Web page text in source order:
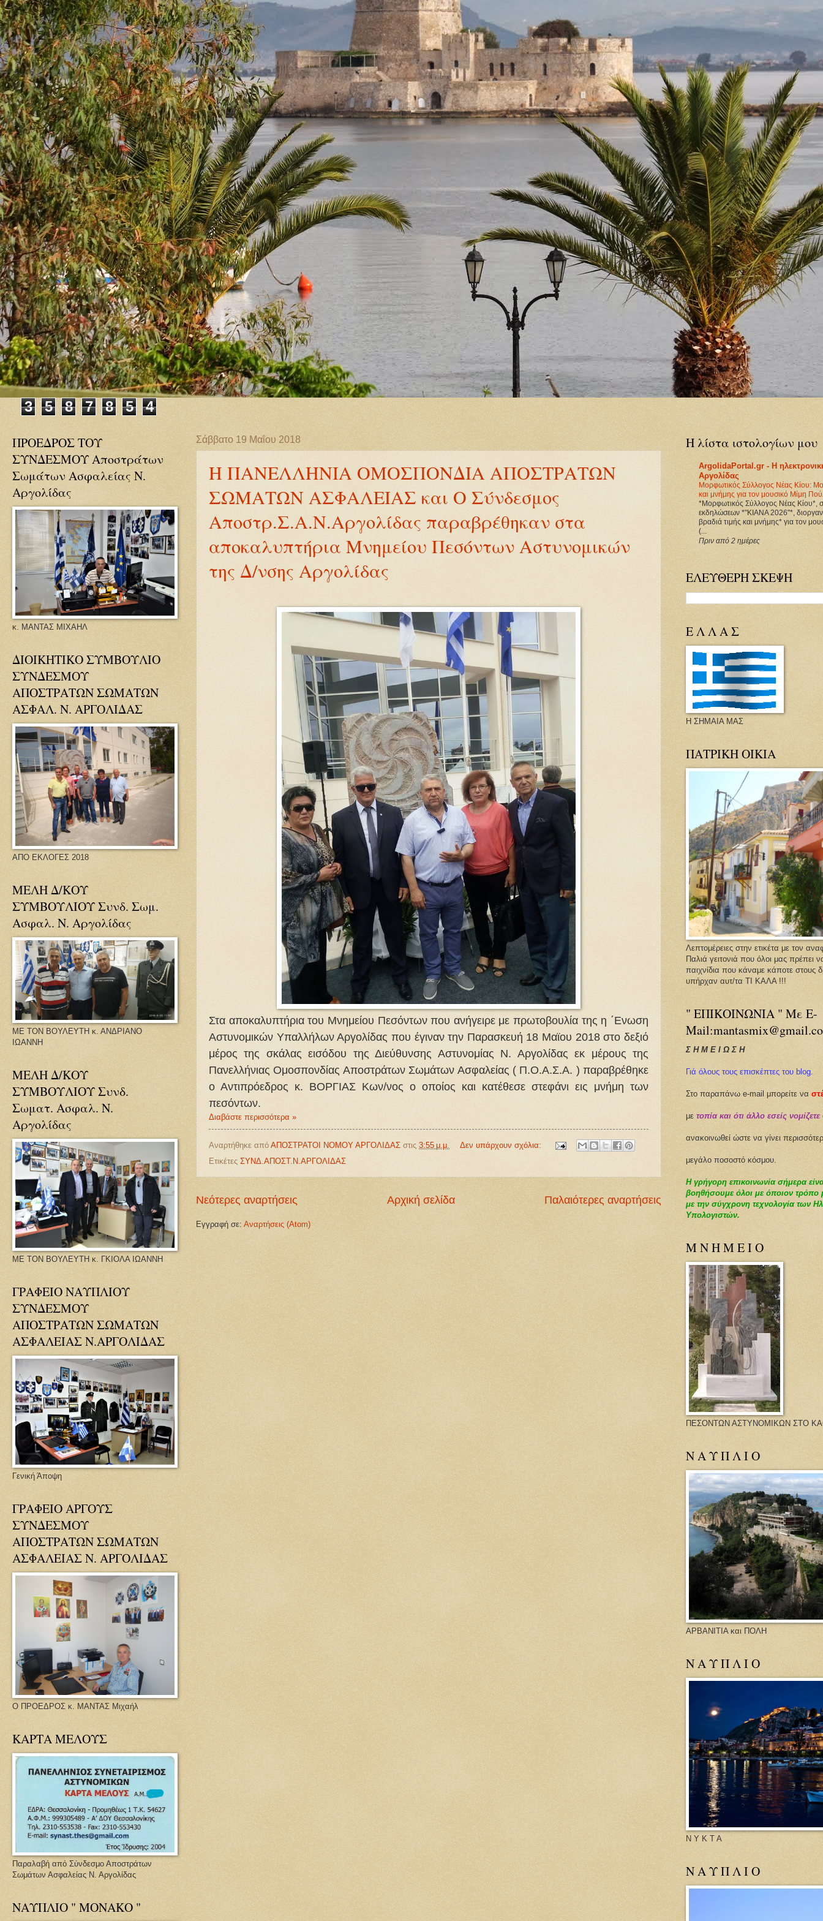
3 5 8 7 8 5 4
Σάββατο 19 Μαΐου 2018
Η ΠΑΝΕΛΛΗΝΙΑ ΟΜΟΣΠΟΝΔΙΑ ΑΠΟΣΤΡΑΤΩΝ
ΣΩΜΑΤΩΝ ΑΣΦΑΛΕΙΑΣ και Ο Σύνδεσμος
Αποστρ.Σ.Α.Ν.Αργολίδας παραβρέθηκαν στα
αποκαλυπτήρια Μνημείου Πεσόντων Αστυνομικών
της Δ/νσης Αργολίδας
Στα αποκαλυπτήρια του Μνημείου Πεσόντων που ανήγειρε με πρωτοβουλία της η ΄Ενωση
Αστυνομικών Υπαλλήλων Αργολίδας που έγιναν την Παρασκευή 18 Μαϊου 2018 στο δεξιό
μέρος της σκάλας εισόδου της Διεύθυνσης Αστυνομίας Ν. Αργολίδας εκ μέρους της
Πανελλήνιας Ομοσπονδίας Αποστράτων Σωμάτων Ασφαλείας ( Π.Ο.Α.Σ.Α. ) παραβρέθηκε
ο Αντιπρόεδρος κ. ΒΟΡΓΙΑΣ Κων/νος ο οποίος και κατέθεσε στεφάνι εις μνήμη των
πεσόντων.
Διαβάστε περισσότερα »
Αναρτήθηκε από ΑΠΟΣΤΡΑΤΟΙ ΝΟΜΟΥ ΑΡΓΟΛΙΔΑΣ στις 3:55 μ.μ.
Δεν υπάρχουν σχόλια:
Ετικέτες ΣΥΝΔ.ΑΠΟΣΤ.Ν.ΑΡΓΟΛΙΔΑΣ
Νεότερες αναρτήσεις Παλαιότερες αναρτήσεις
Αρχική σελίδα
Εγγραφή σε: Αναρτήσεις (Atom)
ΠΡΟΕΔΡΟΣ ΤΟΥ
ΣΥΝΔΕΣΜΟΥ Αποστράτων
Σωμάτων Ασφαλείας Ν.
Αργολίδας
κ. ΜΑΝΤΑΣ ΜΙΧΑΗΛ
ΔΙΟΙΚΗΤΙΚΟ ΣΥΜΒΟΥΛΙΟ
ΣΥΝΔΕΣΜΟΥ
ΑΠΟΣΤΡΑΤΩΝ ΣΩΜΑΤΩΝ
ΑΣΦΑΛ. Ν. ΑΡΓΟΛΙΔΑΣ
ΑΠΟ ΕΚΛΟΓΕΣ 2018
ΜΕΛΗ Δ/ΚΟΥ
ΣΥΜΒΟΥΛΙΟΥ Συνδ. Σωμ.
Ασφαλ. Ν. Αργολίδας
ΜΕ ΤΟΝ ΒΟΥΛΕΥΤΗ κ. ΑΝΔΡΙΑΝΟ
ΙΩΑΝΝΗ
ΜΕΛΗ Δ/ΚΟΥ
ΣΥΜΒΟΥΛΙΟΥ Συνδ.
Σωματ. Ασφαλ. Ν.
Αργολίδας
ΜΕ ΤΟΝ ΒΟΥΛΕΥΤΗ κ. ΓΚΙΟΛΑ ΙΩΑΝΝΗ
ΓΡΑΦΕΙΟ ΝΑΥΠΛΙΟΥ
ΣΥΝΔΕΣΜΟΥ
ΑΠΟΣΤΡΑΤΩΝ ΣΩΜΑΤΩΝ
ΑΣΦΑΛΕΙΑΣ Ν.ΑΡΓΟΛΙΔΑΣ
Γενική Άποψη
ΓΡΑΦΕΙΟ ΑΡΓΟΥΣ
ΣΥΝΔΕΣΜΟΥ
ΑΠΟΣΤΡΑΤΩΝ ΣΩΜΑΤΩΝ
ΑΣΦΑΛΕΙΑΣ Ν. ΑΡΓΟΛΙΔΑΣ
Ο ΠΡΟΕΔΡΟΣ κ. ΜΑΝΤΑΣ Μιχαήλ
ΚΑΡΤΑ ΜΕΛΟΥΣ
Παραλαβή από Σύνδεσμο Αποστράτων
Σωμάτων Ασφαλείας Ν. Αργολίδας
ΝΑΥΠΛΙΟ " ΜΟΝΑΚΟ "
Η λίστα ιστολογίων μου
ArgolidaPortal.gr - Η
Αργολίδας
Μορφωτικός Σύλλογος Νέας Κίου:
και μνήμης για τον μουσικό Μίμη
*Μορφωτικός Σύλλογος Νέας Κίου*,
εκδηλώσεων *"ΚΙΑΝΑ 2026"*,
βραδιά τιμής και μνήμης* για τον
(...
Πριν από 2 ημέρες
ΕΛΕΥΘΕΡΗ ΣΚΕΨΗ
Ε Λ Λ Α Σ
Η ΣΗΜΑΙΑ ΜΑΣ
ΠΑΤΡΙΚΗ ΟΙΚΙΑ
Λεπτομέρειες στην ετικέτα με τον
Παλιά γειτονιά που όλοι μας πρέπει
παιχνίδια που κάναμε κάποτε στους
υπήρχαν αυτ/τα ΤΙ ΚΑΛΑ !!!
" ΕΠΙΚΟΙΝΩΝΙΑ " Με E-
Σ Η Μ Ε Ι Ω Σ Η
Γιά όλους τους επισκέπτες του blog.
Στο παραπάνω e-mail μπορείτε να
με τοπία και ότι άλλο εσείς νομίζετε
ανακοινωθεί ώστε να γίνει
μεγάλο ποσοστό κόσμου.
Η γρήγορη επικοινωνία σήμερα
βοηθήσουμε όλοι με όποιον τρόπο
με την σύγχρονη τεχνολογία των
Υπολογιστών.
Μ Ν Η Μ Ε Ι Ο
ΠΕΣΟΝΤΩΝ ΑΣΤΥΝΟΜΙΚΩΝ ΣΤΟ
Ν Α Υ Π Λ Ι Ο
ΑΡΒΑΝΙΤΙΑ και ΠΟΛΗ
Ν Α Υ Π Λ Ι Ο
Ν Υ Κ Τ Α
Ν Α Υ Π Λ Ι Ο